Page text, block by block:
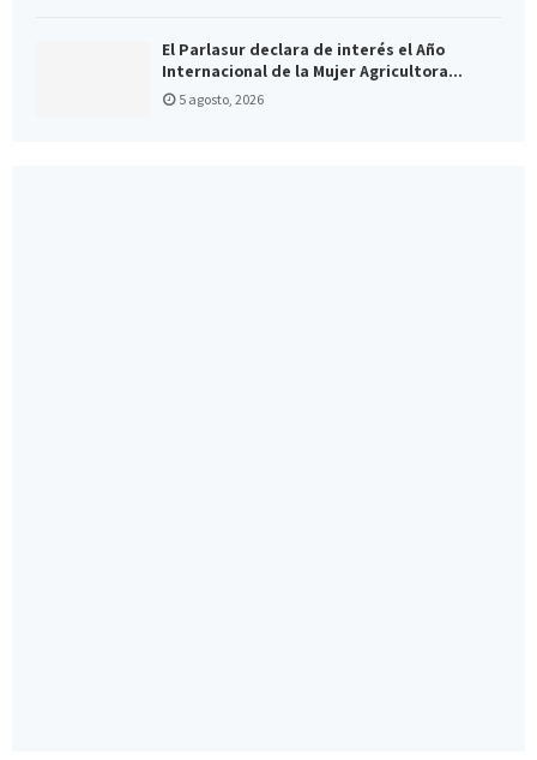
El Parlasur declara de interés el Año
Internacional de la Mujer Agricultora...
5 agosto, 2026